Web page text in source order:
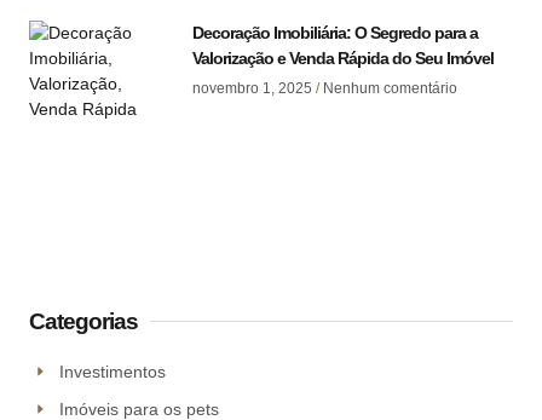
Decoração Imobiliária: O Segredo para a
Valorização e Venda Rápida do Seu Imóvel
novembro 1, 2025 Nenhum comentário
Categorias
Investimentos
Imóveis para os pets